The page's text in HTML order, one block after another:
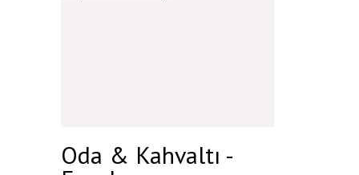
Oda & Kahvaltı -